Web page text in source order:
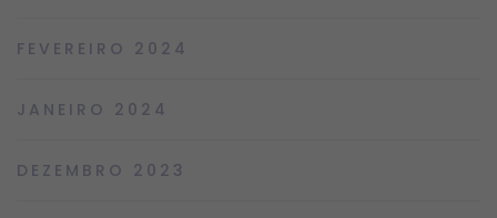
FEVEREIRO 2024
JANEIRO 2024
DEZEMBRO 2023